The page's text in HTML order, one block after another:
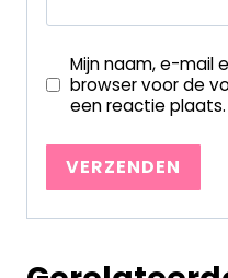
Mijn naam, e-mail
browser voor de
een reactie plaats.